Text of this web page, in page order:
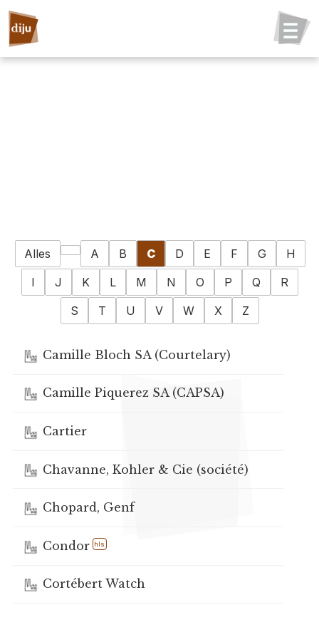
Alles A B C D E F G
H
I
J K L M N O P Q
R
S
T U V W X Z
Camille Bloch SA (Courtelary)
Camille Piquerez SA (CAPSA)
Cartier
Chavanne, Kohler & Cie (société)
Chopard, Genf
Condor hls
Cortébert Watch